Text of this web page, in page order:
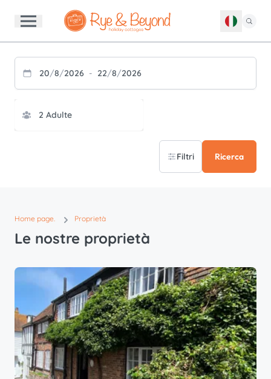
20/8/2026 - 22/8/2026
Filtri Ricerca
Home page. Proprietà
Le nostre proprietà